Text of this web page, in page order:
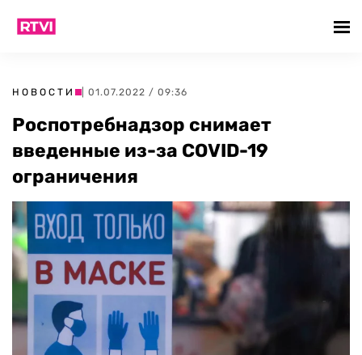
НОВОСТИ | 01.07.2022 / 09:36
Роспотребнадзор снимает
введенные из-за COVID-19
ограничения